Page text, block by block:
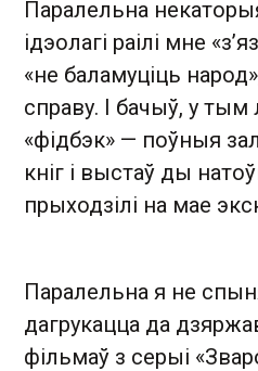
Паралельна
ідэолагі раілі мне
«не баламуціць
справу. І бачыў, у тым
«фідбэк» — поўныя
кніг і выстаў ды
прыходзілі на мае
Паралельна я не
дагрукацца да
фільмаў з серыі